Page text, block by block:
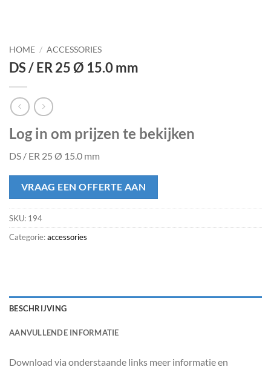
HOME / ACCESSORIES
DS / ER 25 Ø 15.0 mm
Log in om prijzen te bekijken
DS / ER 25 Ø 15.0 mm
VRAAG EEN OFFERTE AAN
SKU: 194
Categorie:accessories
BESCHRIJVING
AANVULLENDE INFORMATIE
Download via onderstaande links meer informatie en